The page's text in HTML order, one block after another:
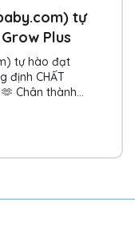
tự
Plus
tự hào đạt
định CHẤT
🫶 Chân thành